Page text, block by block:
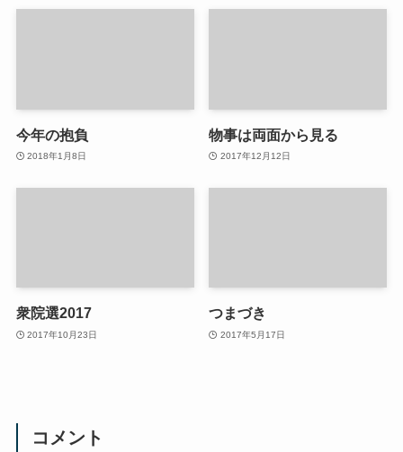
今年の抱負
2018年1月8日
物事は両面から見る
2017年12月12日
衆院選2017
2017年10月23日
つまづき
2017年5月17日
コメント